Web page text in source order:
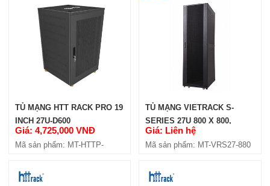
TỦ MẠNG HTT RACK PRO 19
INCH 27U-D600
Giá: 4,725,000 VNĐ
Mã sản phẩm: MT-HTTP-
TỦ MẠNG VIETRACK S-
SERIES 27U 800 X 800,
BLACK (VRS27-880)
Giá: Liên hệ
Mã sản phẩm: MT-VRS27-880